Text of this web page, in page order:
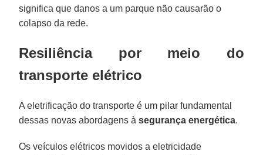
significa que danos a um parque não causarão o
colapso da rede.
Resiliência por meio do
transporte elétrico
A eletrificação do transporte é um pilar fundamental
dessas novas abordagens àsegurança energética.
Os veículos elétricos movidos a eletricidade